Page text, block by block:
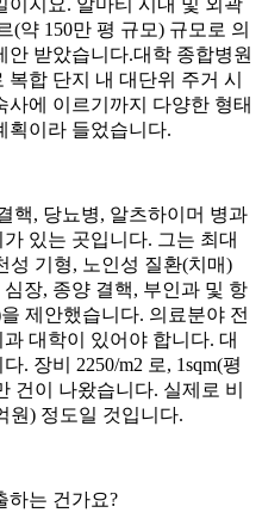
(약 150만 평 규모) 규모로 의
안 받았습니다.대학 종합병원
합 단지 내 대단위 주거 시
에 이르기까지 다양한 형태
획이라 들었습니다.
핵, 당뇨병, 알츠하이머 병과
있는 곳입니다. 그는 최대
성 기형, 노인성 질환(치매)
장, 종양 결핵, 부인과 및 항
제안했습니다. 의료분야 전
대학이 있어야 합니다. 대
. 장비 2250/m2 로, 1sqm(평
건이 나왔습니다. 실제로 비
원) 정도일 것입니다.
하는 건가요?